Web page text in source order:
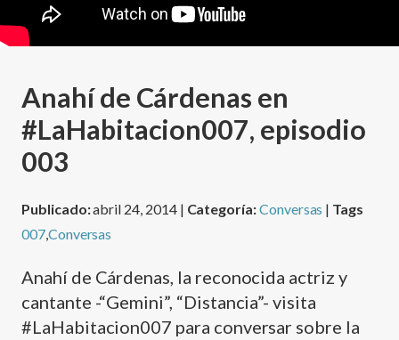
Anahí de Cárdenas en
#LaHabitacion007, episodio
003
Publicado:abril 24, 2014 | Categoría:Conversas | Tags
007,Conversas
Anahí de Cárdenas, la reconocida actriz y
cantante -“Gemini”, “Distancia”- visita
#LaHabitacion007 para conversar sobre la